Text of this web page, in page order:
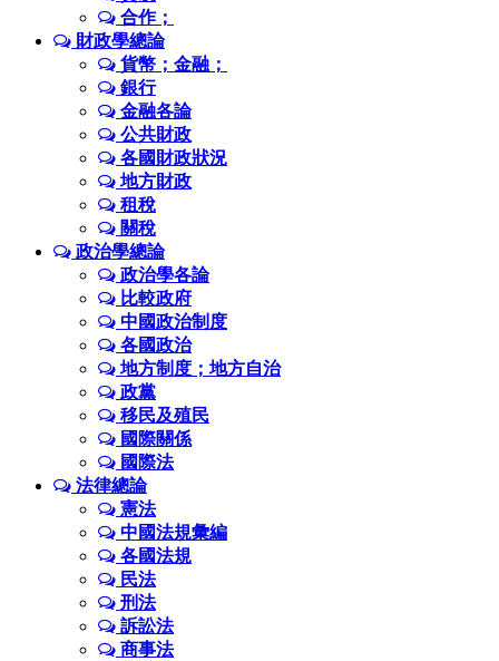
合作；
財政學總論
貨幣；金融；
銀行
金融各論
公共財政
各國財政狀況
地方財政
租稅
關稅
政治學總論
政治學各論
比較政府
中國政治制度
各國政治
地方制度；地方自治
政黨
移民及殖民
國際關係
國際法
法律總論
憲法
中國法規彙編
各國法規
民法
刑法
訴訟法
商事法